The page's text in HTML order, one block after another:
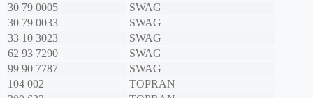
30 79 0005
SWAG
30 79 0033
SWAG
33 10 3023
SWAG
62 93 7290
SWAG
99 90 7787
SWAG
104 002
TOPRAN